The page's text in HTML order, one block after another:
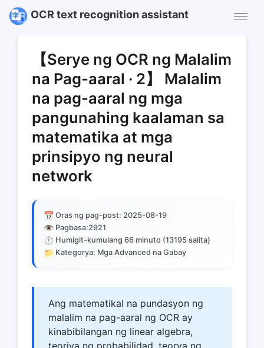
OCR text recognition assistant
【Serye ng OCR ng Malalim
na Pag-aaral · 2】 Malalim
na pag-aaral ng mga
pangunahing kaalaman sa
matematika at mga
prinsipyo ng neural
network
📅 Oras ng pag-post: 2025-08-19
👁️ Pagbasa:2921
⏱️ Humigit-kumulang 66 minuto (13195 salita)
📁 Kategorya: Mga Advanced na Gabay
Ang matematikal na pundasyon ng
malalim na pag-aaral ng OCR ay
kinabibilangan ng linear algebra,
teoriya ng probabilidad, teorya ng